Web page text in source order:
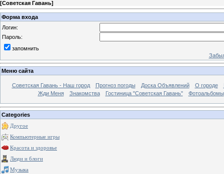
[Советская Гавань]
Форма входа
Логин:
Пароль:
запомнить
Меню сайта
Советская Гавань - Наш город Прогноз погоды Доска Объявлений О городе
Жди Меня
Знакомства Гостиница "Советская Гавань" Фотоальбомы
Categories
Другое
Компьютерные игры
Красота и здоровье
Люди и блоги
Музыка